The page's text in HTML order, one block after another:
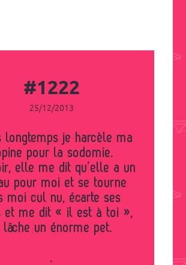
#1222
25/12/2013
pour la sodomie.
elle me dit qu’elle a un
pour moi et se tourne
moi cul nu, écarte ses
et me dit « il est à toi »,
lâche un énorme pet.
.